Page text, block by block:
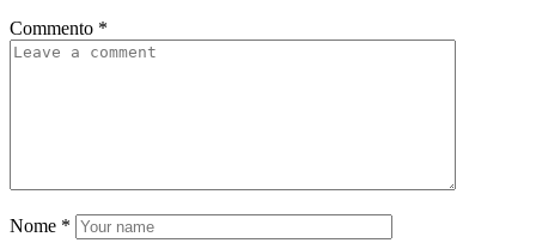
Commento *
Nome *